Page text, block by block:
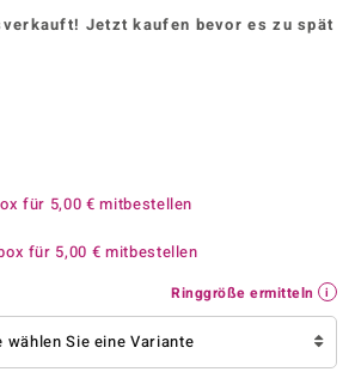
Jetzt kaufen bevor es zu spät
für 5,00 € mitbestellen
für 5,00 € mitbestellen
Ringgröße ermitteln
wählen Sie eine Variante